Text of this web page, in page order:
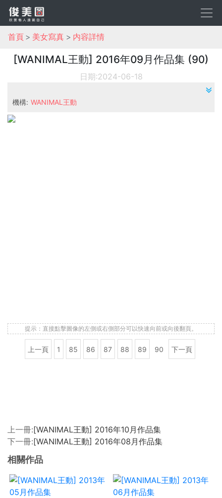
首頁 美女寫真 内容詳情
[WANIMAL王動] 2016年09月作品集 (90)
日期:2024-06-18
機構: WANIMAL王動
提示：直接點擊圖像的左側或右側部分可以快速向前或向後翻頁。
上一頁 1 85 86 87 88 89 90 下一頁
上一冊:[WANIMAL王動] 2016年10月作品集
下一冊:[WANIMAL王動] 2016年08月作品集
相關作品